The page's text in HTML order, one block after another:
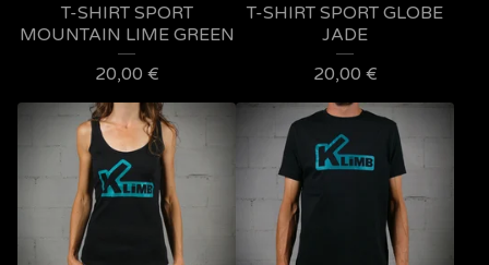
T-SHIRT SPORT
MOUNTAIN LIME GREEN
20,00 €
T-SHIRT SPORT GLOBE
JADE
20,00 €